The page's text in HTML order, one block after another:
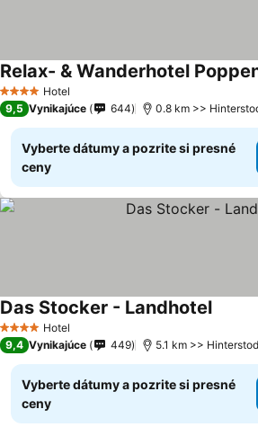
4 Počet hviezdičiek
Hotel
Relax- & Wanderhotel
9,5 Vynikajúce 644 0.8 km >>
Vyberte dátumy a pozrite si presné
ceny
4 Počet hviezdičiek
Hotel
Das Stocker - Landhotel
9,4 Vynikajúce 449 5.1 km >>
Vyberte dátumy a pozrite si presné
ceny